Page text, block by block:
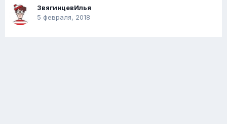
ЗвягинцевИлья
5 февраля, 2018